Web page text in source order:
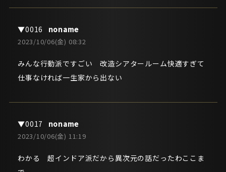
noname
2023/10/06(金) 08:32
みんな行動派ですごい 改造シアタールーム快適すぎて
仕事なければ一生家から出ない
noname
2023/10/06(金) 11:19
わかる 超インドア派だから異次元の話だったわここま